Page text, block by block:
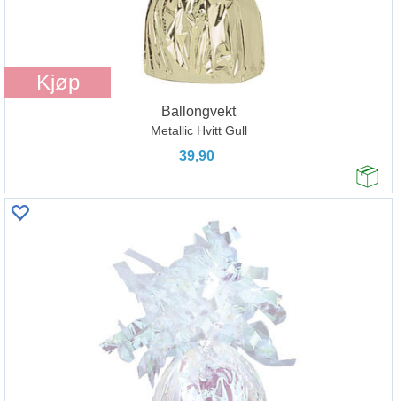
Kjøp
Ballongvekt
Metallic Hvitt Gull
39,90